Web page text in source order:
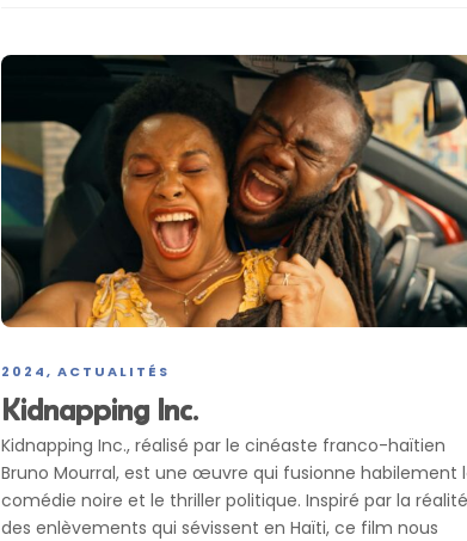
2024 , ACTUALITÉS
Kidnapping Inc.
Kidnapping Inc., réalisé par le cinéaste franco-haïtien
Bruno Mourral, est une œuvre qui fusionne habilement
comédie noire et le thriller politique. Inspiré par la réalité
des enlèvements qui sévissent en Haïti, ce film nous